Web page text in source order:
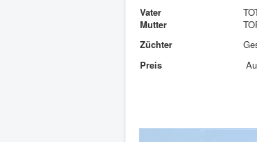
Vater
Mutter
Züchter
Preis